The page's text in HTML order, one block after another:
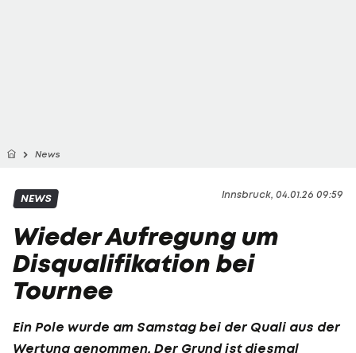
News
Innsbruck, 04.01.26 09:59
NEWS
Wieder Aufregung um
Disqualifikation bei
Tournee
Ein Pole wurde am Samstag bei der Quali aus der
Wertung genommen. Der Grund ist diesmal